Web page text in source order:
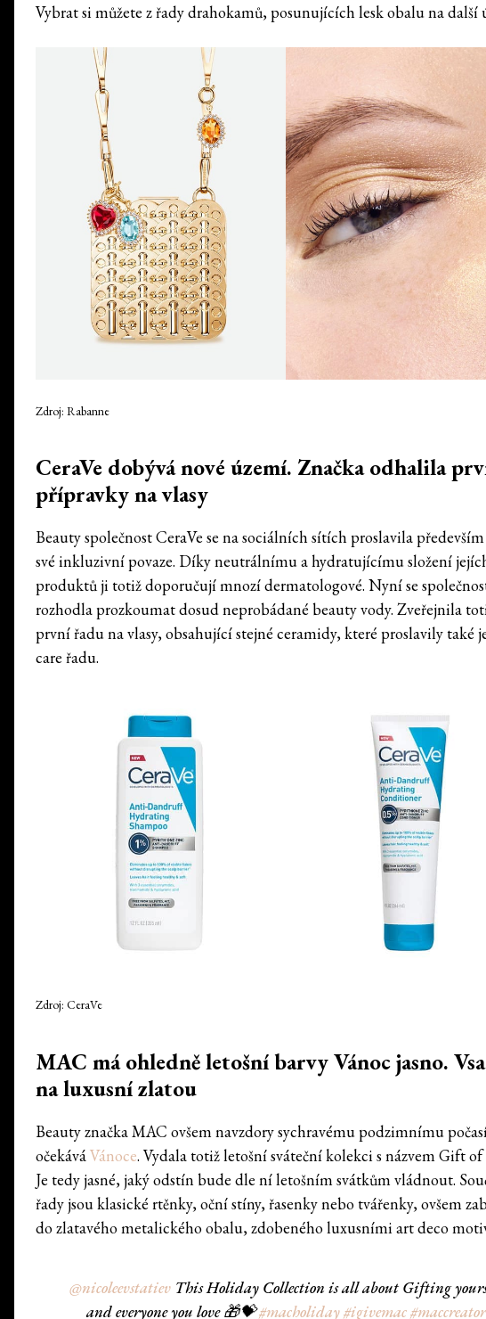
Vybrat si můžete z řady drahokamů, posunujících lesk obalu na další
Zdroj: Rabanne
CeraVe dobývá nové území. Značka odhalila
přípravky na vlasy
Beauty společnost CeraVe se na sociálních sítích proslavila
své inkluzivní povaze. Díky neutrálnímu a hydratujícímu složení
produktů ji totiž doporučují mnozí dermatologové. Nyní se
rozhodla prozkoumat dosud neprobádané beauty vody. Zveřejnila
první řadu na vlasy, obsahující stejné ceramidy, které proslavily také
care řadu.
Zdroj: CeraVe
MAC má ohledně letošní barvy Vánoc jasno.
na luxusní zlatou
Beauty značka MAC ovšem navzdory sychravému podzimnímu
očekáváVánoce. Vydala totiž letošní sváteční kolekci s názvem Gift
Je tedy jasné, jaký odstín bude dle ní letošním svátkům vládnout.
řady jsou klasické rtěnky, oční stíny, řasenky nebo tvářenky, ovšem
do zlatavého metalického obalu, zdobeného luxusními art deco
@nicoleevstatievThis Holiday Collection is all about Gifting
and everyone you love 🎁💝#macholiday#igivemac#maccreator